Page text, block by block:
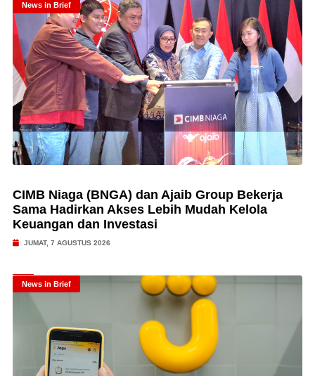
News in Brief
CIMB Niaga (BNGA) dan Ajaib Group Bekerja
Sama Hadirkan Akses Lebih Mudah Kelola
Keuangan dan Investasi
JUMAT, 7 AGUSTUS 2026
News in Brief